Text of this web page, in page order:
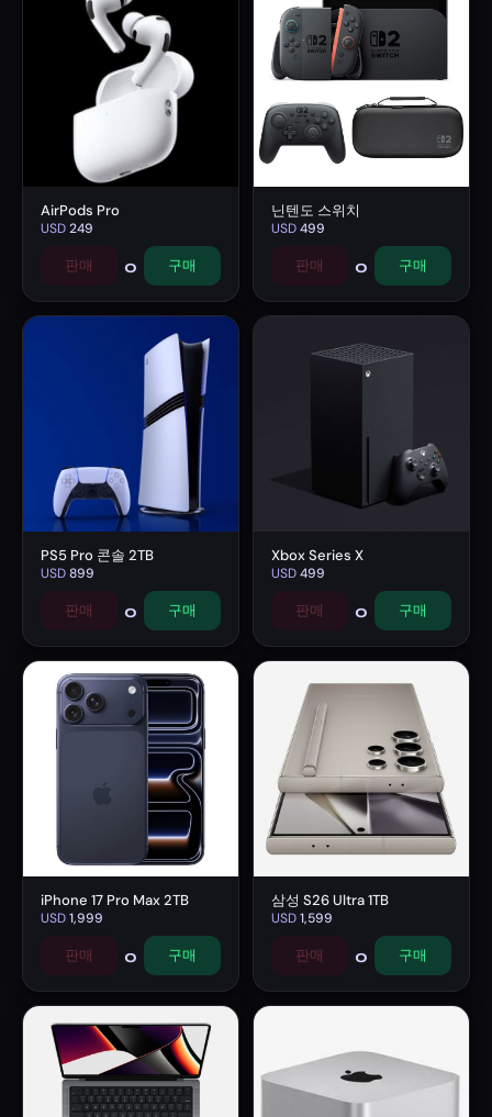
AirPods Pro
USD249
판매 0 구매
닌텐도 스위치
USD499
판매 0 구매
PS5 Pro 콘솔 2TB
USD899
판매 0 구매
Xbox Series X
USD499
판매 0 구매
iPhone 17 Pro Max 2TB
USD1,999
판매 0 구매
삼성 S26 Ultra 1TB
USD1,599
판매 0 구매